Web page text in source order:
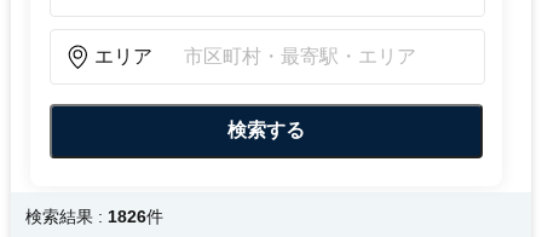
エリア
検索結果 : 1826件